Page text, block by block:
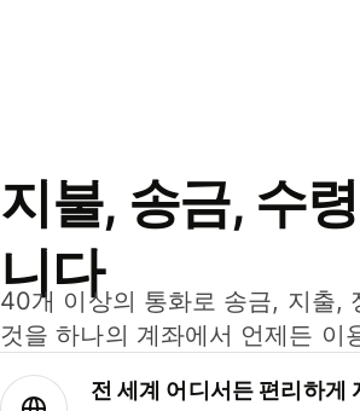
지불, 송금, 수
니다
40개 이상의 통화로 송금, 지출,
것을 하나의 계좌에서 언제든 이
전 세계 어디서든 편리하게